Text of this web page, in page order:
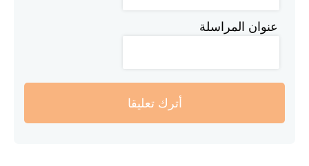
عنوان المراسلة
أترك تعليقا